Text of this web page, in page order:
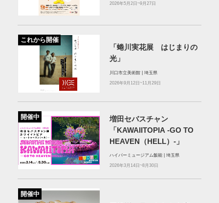
2026年5月2日~9月27日
これから開催
「蜷川実花展 はじまりの
光」
川口市立美術館 | 埼玉県
2026年9月12日~11月29日
開催中
増田セバスチャン
「KAWAIITOPIA -GO TO
HEAVEN（HELL）-」
ハイパーミュージアム飯能 | 埼玉県
2026年3月14日~8月30日
開催中